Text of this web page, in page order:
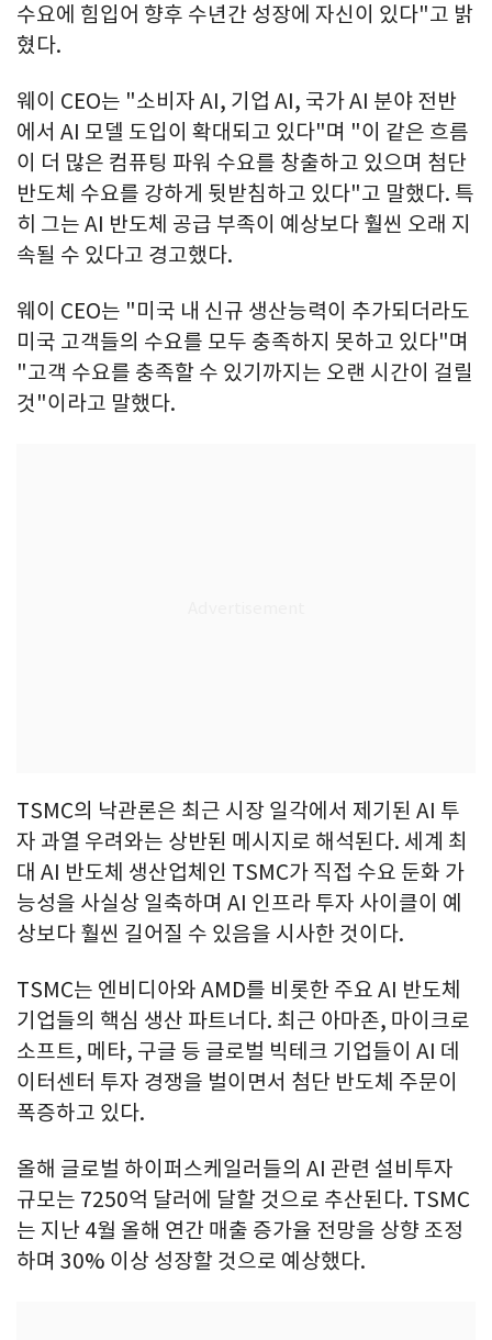
수요에 힘입어 향후 수년간 성장에 자신이 있다"고 밝
혔다.
웨이 CEO는 "소비자 AI, 기업 AI, 국가 AI 분야 전반
에서 AI 모델 도입이 확대되고 있다"며 "이 같은 흐름
이 더 많은 컴퓨팅 파워 수요를 창출하고 있으며 첨단
반도체 수요를 강하게 뒷받침하고 있다"고 말했다. 특
히 그는 AI 반도체 공급 부족이 예상보다 훨씬 오래 지
속될 수 있다고 경고했다.
웨이 CEO는 "미국 내 신규 생산능력이 추가되더라도
미국 고객들의 수요를 모두 충족하지 못하고 있다"며
"고객 수요를 충족할 수 있기까지는 오랜 시간이 걸릴
것"이라고 말했다.
TSMC의 낙관론은 최근 시장 일각에서 제기된 AI 투
자 과열 우려와는 상반된 메시지로 해석된다. 세계 최
대 AI 반도체 생산업체인 TSMC가 직접 수요 둔화 가
능성을 사실상 일축하며 AI 인프라 투자 사이클이 예
상보다 훨씬 길어질 수 있음을 시사한 것이다.
TSMC는 엔비디아와 AMD를 비롯한 주요 AI 반도체
기업들의 핵심 생산 파트너다. 최근 아마존, 마이크로
소프트, 메타, 구글 등 글로벌 빅테크 기업들이 AI 데
이터센터 투자 경쟁을 벌이면서 첨단 반도체 주문이
폭증하고 있다.
올해 글로벌 하이퍼스케일러들의 AI 관련 설비투자
규모는 7250억 달러에 달할 것으로 추산된다. TSMC
는 지난 4월 올해 연간 매출 증가율 전망을 상향 조정
하며 30% 이상 성장할 것으로 예상했다.